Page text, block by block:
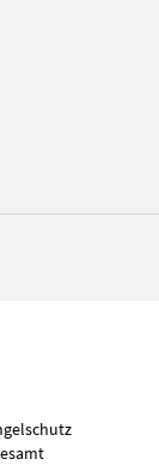
WB 30, Motor: GX160, Kapazität: 1.100 l/min, Gesamt